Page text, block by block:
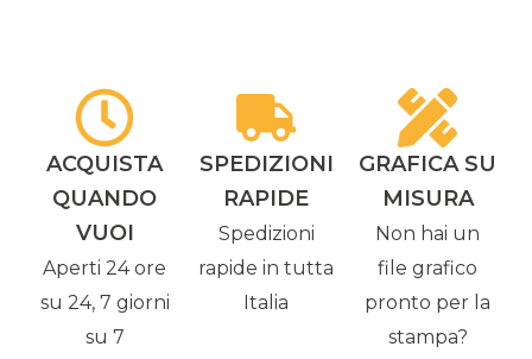
ACQUISTA
QUANDO
VUOI
Aperti 24 ore
su 24, 7 giorni
su 7
SPEDIZIONI
RAPIDE
Spedizioni
rapide in tutta
Italia
GRAFICA SU
MISURA
Non hai un
file grafico
pronto per la
stampa?